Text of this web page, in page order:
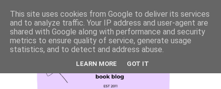
This site uses cookies from Google to deliver its services
and to analyze traffic. Your IP address and user-agent are
shared with Google along with performance and security
metrics to ensure quality of service, generate usage
statistics, and to detect and address abuse.
LEARN MORE GOT IT